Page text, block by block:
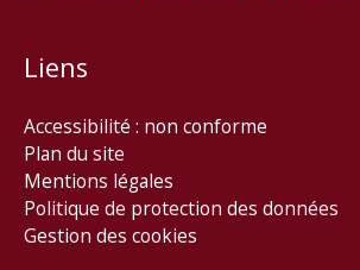
Liens
Accessibilité : non conforme
Plan du site
Mentions légales
Politique de protection des données
Gestion des cookies